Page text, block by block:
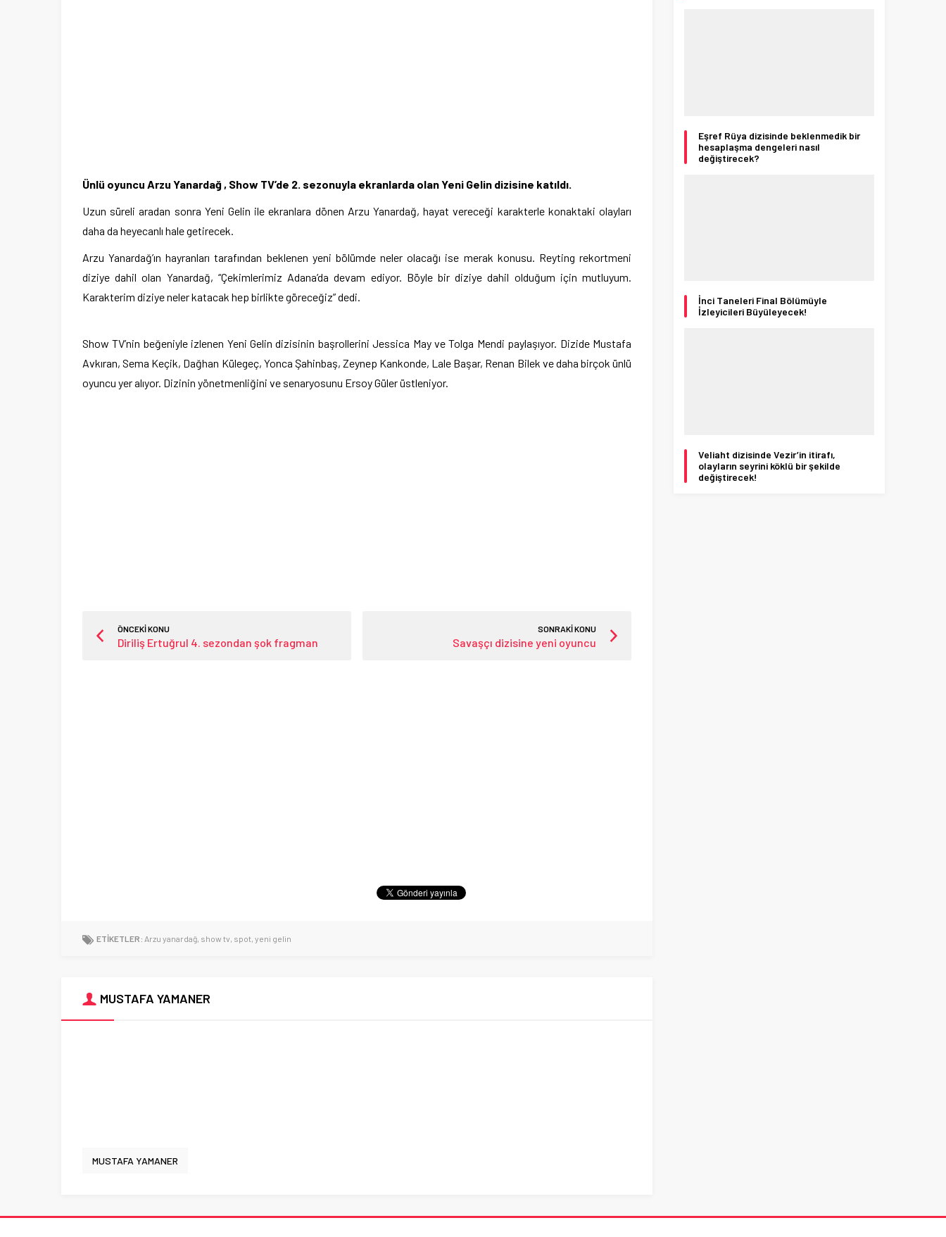
Ünlü oyuncu Arzu Yanardağ , Show TV’de 2. sezonuyla ekranlarda olan Yeni Gelin dizisine katıldı.
Uzun süreli aradan sonra Yeni Gelin ile ekranlara dönen Arzu Yanardağ, hayat vereceği karakterle konaktaki olayları
daha da heyecanlı hale getirecek.
Arzu Yanardağ’ın hayranları tarafından beklenen yeni bölümde neler olacağı ise merak konusu. Reyting rekortmeni
diziye dahil olan Yanardağ, “Çekimlerimiz Adana’da devam ediyor. Böyle bir diziye dahil olduğum için mutluyum.
Karakterim diziye neler katacak hep birlikte göreceğiz” dedi.
Show TV’nin beğeniyle izlenen Yeni Gelin dizisinin başrollerini Jessica May ve Tolga Mendi paylaşıyor. Dizide Mustafa
Avkıran, Sema Keçik, Dağhan Külegeç, Yonca Şahinbaş, Zeynep Kankonde, Lale Başar, Renan Bilek ve daha birçok ünlü
oyuncu yer alıyor. Dizinin yönetmenliğini ve senaryosunu Ersoy Güler üstleniyor.
ÖNCEKİ KONU
Diriliş Ertuğrul 4. sezondan şok fragman
SONRAKİ KONU
Savaşçı dizisine yeni oyuncu
ETİKETLER: Arzu yanardağ, show tv, spot, yeni gelin
MUSTAFA YAMANER
MUSTAFA YAMANER
Eşref Rüya dizisinde beklenmedik bir
hesaplaşma dengeleri nasıl
değiştirecek?
İnci Taneleri Final Bölümüyle
İzleyicileri Büyüleyecek!
Veliaht dizisinde Vezir’in itirafı,
olayların seyrini köklü bir şekilde
değiştirecek!